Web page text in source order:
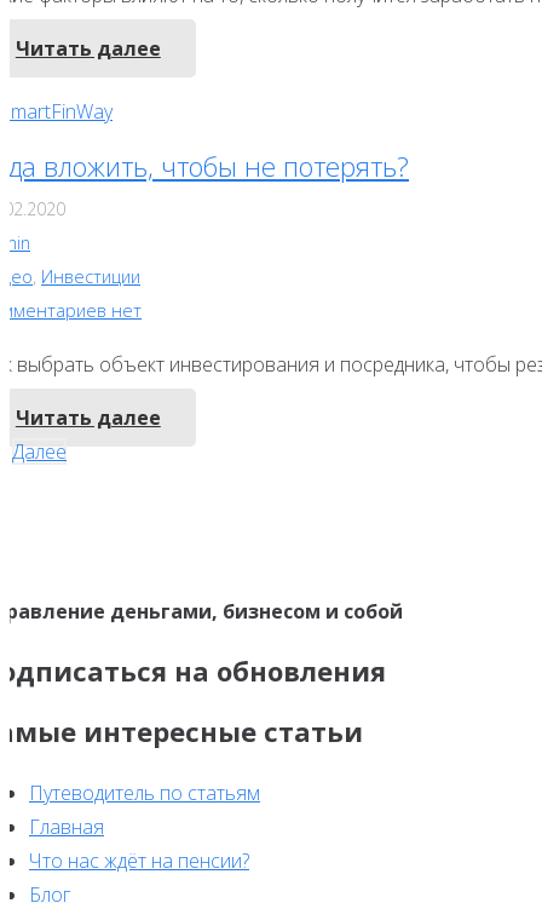
Читать далее
вложить, чтобы не потерять?
, Инвестиции
нет
выбрать объект инвестирования и посредника, чтобы
Читать далее
Далее
деньгами, бизнесом и собой
на обновления
интересные статьи
Путеводитель по статьям
Главная
Что нас ждёт на пенсии?
Блог